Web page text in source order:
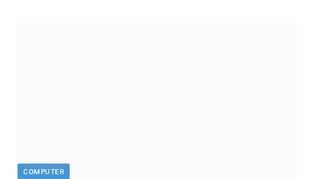
COMPUTER